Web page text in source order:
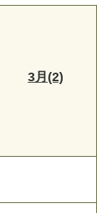
3月(2)